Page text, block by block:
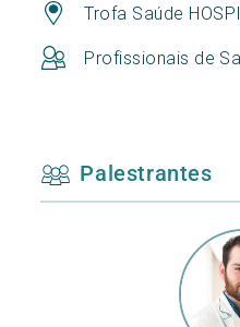
Trofa Saúde
Profissionais de
Palestrantes